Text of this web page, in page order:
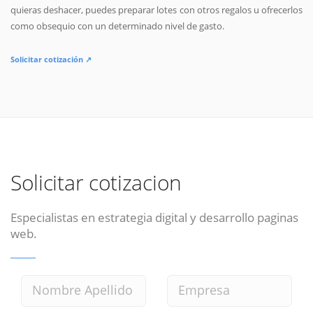
quieras deshacer, puedes preparar lotes con otros regalos u ofrecerlos
como obsequio con un determinado nivel de gasto.
Solicitar cotización ↗
Solicitar cotizacion
Especialistas en estrategia digital y desarrollo paginas
web.